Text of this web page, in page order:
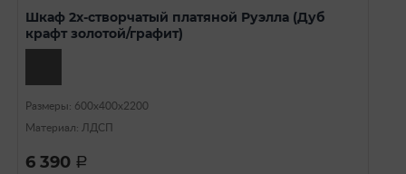
Шкаф 2х-створчатый платяной Руэлла (Дуб
крафт золотой/графит)
Размеры: 600х400х2200
Материал: ЛДСП
6 390 a